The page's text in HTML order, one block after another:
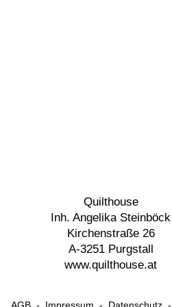
Quilthouse
Inh. Angelika Steinböck
Kirchenstraße 26
A-3251 Purgstall
www.quilthouse.at